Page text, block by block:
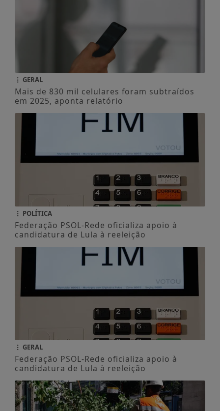
GERAL
Mais de 830 mil celulares foram subtraídos
em 2025, aponta relatório
POLÍTICA
Federação PSOL-Rede oficializa apoio à
candidatura de Lula à reeleição
GERAL
Federação PSOL-Rede oficializa apoio à
candidatura de Lula à reeleição